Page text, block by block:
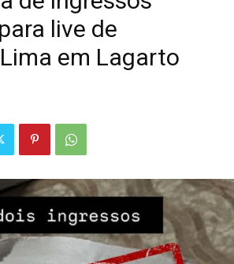
live de
em Lagarto